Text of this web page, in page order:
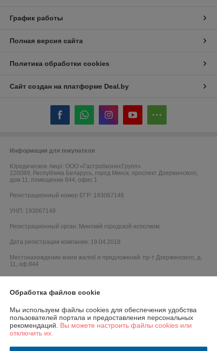
График работы
Полная версия сайта
Политика обработки cookies
Сайт создан на платформе Deal.by
Информация для покупателя
Юридическое лицо: ООО «ГастробизнесГрупп»
220089, Республика Беларусь, город Минск, проспект Дзержинского,
дом 11, помещение 844, офис 1
Регистрационный номер ЕГР: 193067148
УНП: 193067148
Регистрационный орган: Минский городской исполком
Дата регистрации компании: 19.04.2018
Местонахождение книги жалоб и предложений: пр-т Дзержинского, д.
11, оф.844
Обработка файлов cookie
Мы используем файлы cookies для обеспечения удобства
пользователей портала и предоставления персональных
рекомендаций. Вы можете настроить файлы cookies или
отключить их.